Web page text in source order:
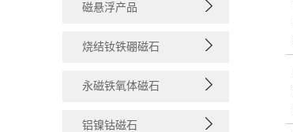
磁悬浮产品
烧结钕铁硼磁石
永磁铁氧体磁石
铝镍钴磁石